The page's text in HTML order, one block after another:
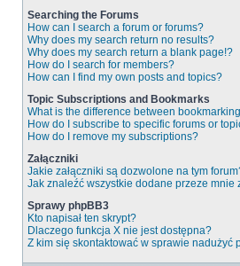
Searching the Forums
How can I search a forum or forums?
Why does my search return no results?
Why does my search return a blank page!?
How do I search for members?
How can I find my own posts and topics?
Topic Subscriptions and Bookmarks
What is the difference between
How do I subscribe to specific forums or
How do I remove my subscriptions?
Załączniki
Jakie załączniki są dozwolone na tym
Jak znaleźć wszystkie dodane przeze mnie
Sprawy phpBB3
Kto napisał ten skrypt?
Dlaczego funkcja X nie jest dostępna?
Z kim się skontaktować w sprawie nadużyć